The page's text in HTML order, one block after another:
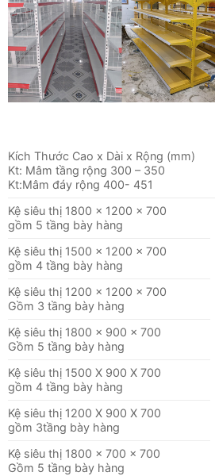
Kích Thước Cao x Dài x Rộng (mm)
Kt: Mâm tầng rộng 300 – 350
Kt:Mâm đáy rộng 400- 451
Kệ siêu thị 1800 x 1200 x 700
gồm 5 tầng bày hàng
Kệ siêu thị 1500 x 1200 x 700
gồm 4 tầng bày hàng
Kệ siêu thị 1200 x 1200 x 700
Gồm 3 tầng bày hàng
Kệ siêu thị 1800 x 900 x 700
Gồm 5 tầng bày hàng
Kệ siêu thị 1500 X 900 X 700
gồm 4 tầng bày hàng
Kệ siêu thị 1200 X 900 X 700
gồm 3tầng bày hàng
Kệ siêu thị 1800 x 700 x 700
Gồm 5 tầng bày hàng